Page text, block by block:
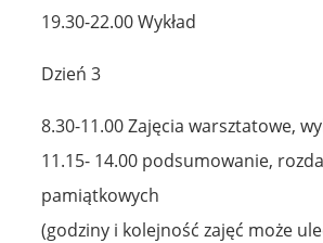
19.30-22.00 Wykład
Dzień 3
8.30-11.00 Zajęcia warsztatowe,
11.15- 14.00 podsumowanie,
pamiątkowych
(godziny i kolejność zajęć może